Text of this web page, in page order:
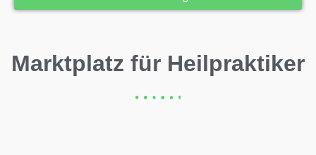
Marktplatz für Heilpraktiker